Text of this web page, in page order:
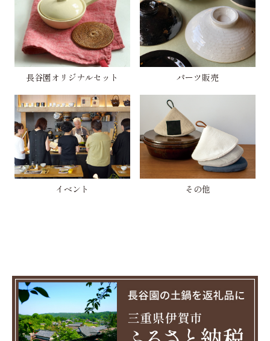
長谷園オリジナルセット パーツ販売
イベント その他